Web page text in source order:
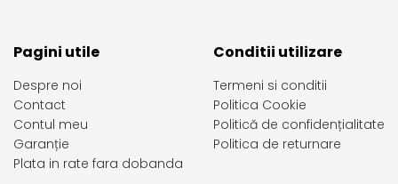
Pagini utile
Despre noi
Contact
Contul meu
Garanție
Plata in rate fara dobanda
Conditii utilizare
Termeni si conditii
Politica Cookie
Politică de confidențialitate
Politica de returnare